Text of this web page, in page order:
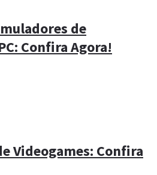
de
Confira Agora!
Videogames: Confira